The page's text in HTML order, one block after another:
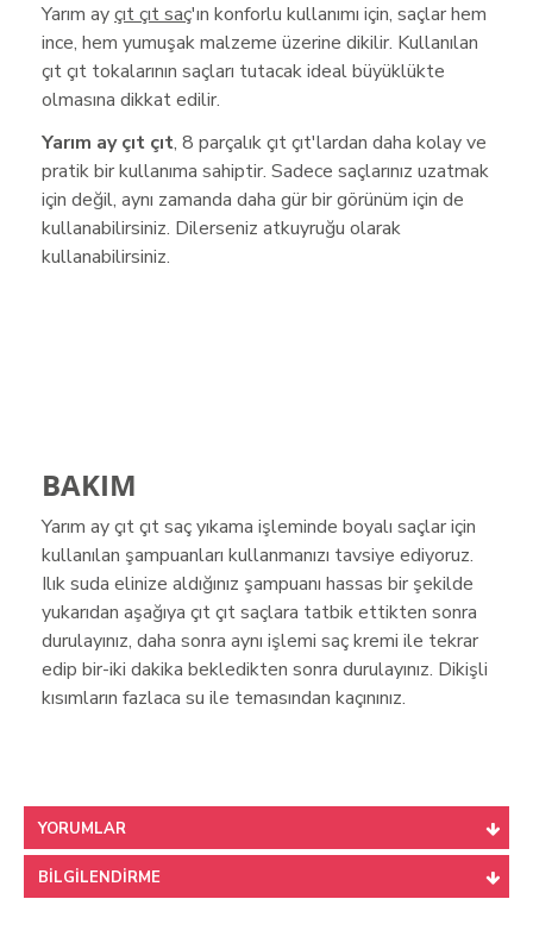
Yarım ayçıt çıt saç'ın konforlu kullanımı için, saçlar hem
ince, hem yumuşak malzeme üzerine dikilir. Kullanılan
çıt çıt tokalarının saçları tutacak ideal büyüklükte
olmasına dikkat edilir.
Yarım ay çıt çıt, 8 parçalık çıt çıt'lardan daha kolay ve
pratik bir kullanıma sahiptir. Sadece saçlarınız uzatmak
için değil, aynı zamanda daha gür bir görünüm için de
kullanabilirsiniz. Dilerseniz atkuyruğu olarak
kullanabilirsiniz.
BAKIM
Yarım ay çıt çıt saç yıkama işleminde boyalı saçlar için
kullanılan şampuanları kullanmanızı tavsiye ediyoruz.
Ilık suda elinize aldığınız şampuanı hassas bir şekilde
yukarıdan aşağıya çıt çıt saçlara tatbik ettikten sonra
durulayınız, daha sonra aynı işlemi saç kremi ile tekrar
edip bir-iki dakika bekledikten sonra durulayınız. Dikişli
kısımların fazlaca su ile temasından kaçınınız.
YORUMLAR
BILGILENDIRME